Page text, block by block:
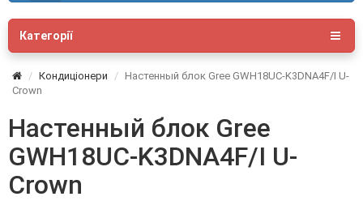
Категорії
Кондиціонери
Настенный блок Gree GWH18UC-K3DNA4F/I U-
Crown
Настенный блок Gree
GWH18UC-K3DNA4F/I U-
Crown